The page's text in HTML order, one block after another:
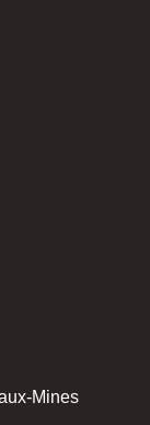
Mines